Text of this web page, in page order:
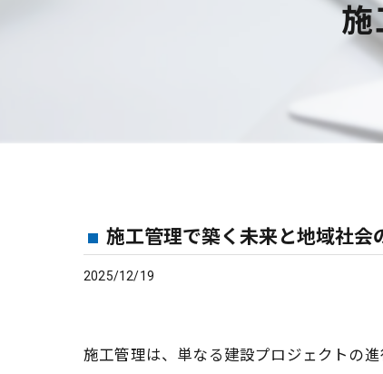
施
施工管理で築く未来と地域社会
2025/12/19
施工管理は、単なる建設プロジェクトの